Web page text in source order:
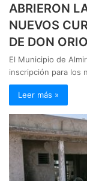
ABRIERON
NUEVOS
DE DON
El Municipio de
inscripción para los
Leer más »